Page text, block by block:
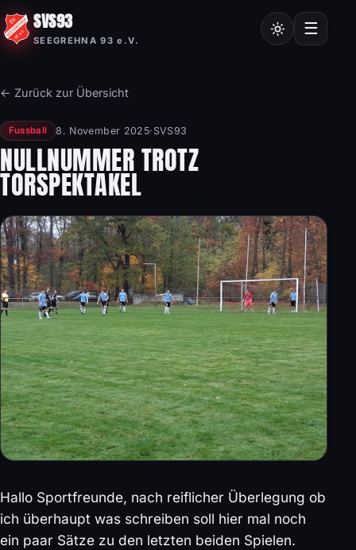
SVS93
SEEGREHNA 93 e.V.
Chroniken
Frauensport
Burgstalllauf
☰
← Zurück zur Übersicht
Fussball 8. November 2025· SVS93
NULLNUMMER TROTZ
TORSPEKTAKEL
Hallo Sportfreunde, nach reiflicher Überlegung ob
ich überhaupt was schreiben soll hier mal noch
ein paar Sätze zu den letzten beiden Spielen.